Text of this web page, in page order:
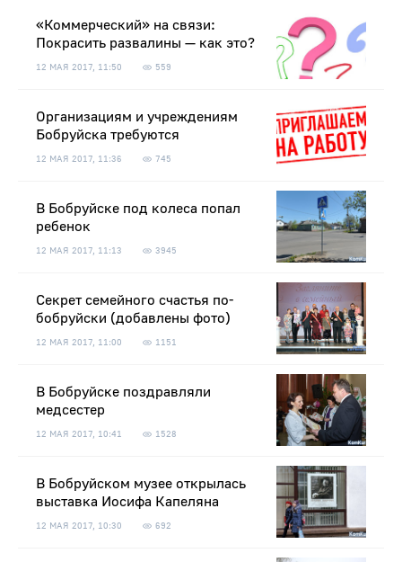
«Коммерческий» на связи:
Покрасить развалины — как это?
12 МАЯ 2017, 11:50 559
Организациям и учреждениям
Бобруйска требуются
12 МАЯ 2017, 11:36 745
В Бобруйске под колеса попал
ребенок
12 МАЯ 2017, 11:13 3945
Секрет семейного счастья по-
бобруйски (добавлены фото)
12 МАЯ 2017, 11:00 1151
В Бобруйске поздравляли
медсестер
12 МАЯ 2017, 10:41 1528
В Бобруйском музее открылась
выставка Иосифа Капеляна
12 МАЯ 2017, 10:30 692